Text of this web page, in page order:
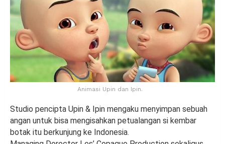
Animasi Upin dan Ipin.
Studio pencipta Upin & Ipin mengaku menyimpan sebuah
angan untuk bisa mengisahkan petualangan si kembar
botak itu berkunjung ke Indonesia.